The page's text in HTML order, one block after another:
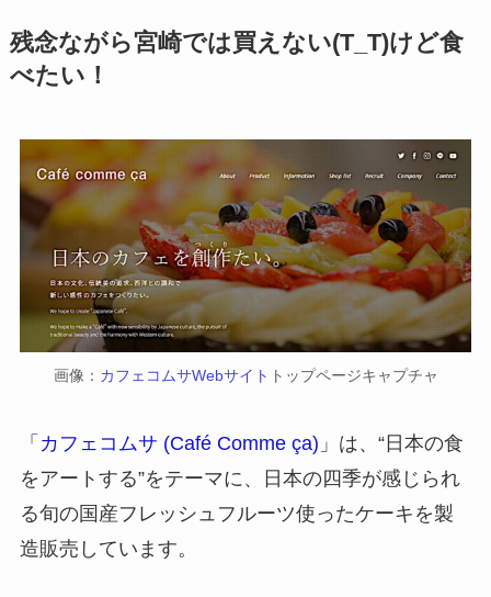
残念ながら宮崎では買えない(T_T)けど食
べたい！
画像： カフェコムサWebサイト トップページキャプチャ
「 カフェコムサ (Café Comme ça) 」は、“日本の食
をアートする”をテーマに、日本の四季が感じられ
る旬の国産フレッシュフルーツ使ったケーキを製
造販売しています。